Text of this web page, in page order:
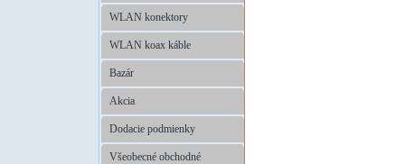
WLAN konektory
WLAN koax káble
Bazár
Akcia
Dodacie podmienky
Všeobecné obchodné